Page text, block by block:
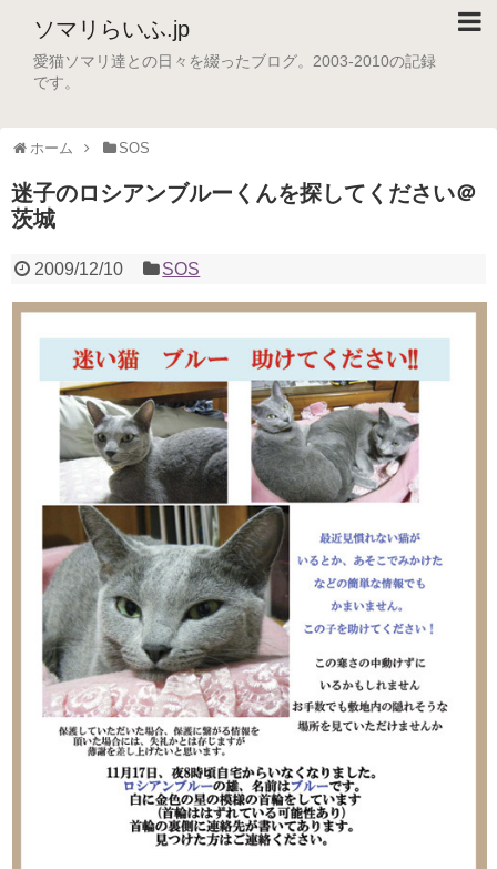
ソマリらいふ.jp
愛猫ソマリ達との日々を綴ったブログ。2003-2010の記録
です。
ホーム SOS
迷子のロシアンブルーくんを探してください＠
茨城
2009/12/10 SOS